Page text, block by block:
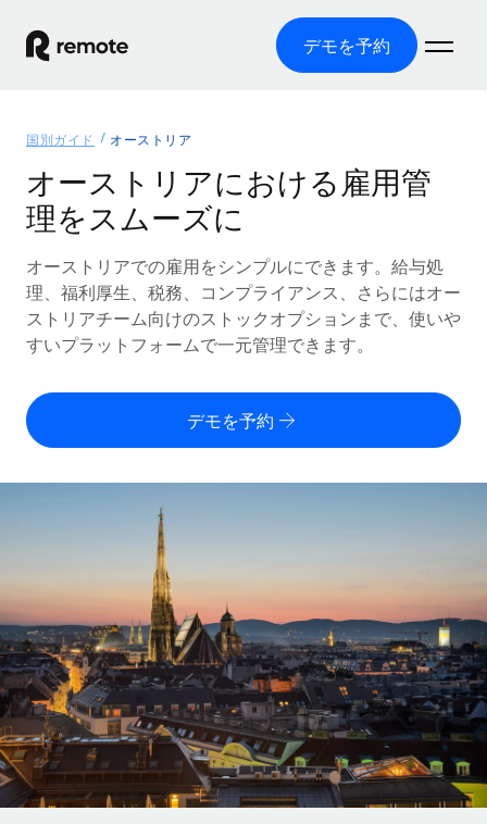
デモを予約
グローバル雇用
グローバル給与処理
コンプライアンス対応の給与処理を手軽に
Employer of Record（EOR）
グローバル展開をコストをかけずに実現
Contractor of Record
世界中の契約社員と法令を遵守して契約
複雑な雇用関連業務を外部委託
インフラ
Remote統合
人事機能をワークフローにシームレスに統合する
プラットフォーム
チームのための人事の基本機能を内蔵
接続 新しい
ソリューション
各国の制度に対応
国別ガイド
/国別のグローバル雇用支援を検索する
Remoteを他社と比較
スタートアップ
成長中の企業向けのアジャイルなグローバルHR・給与処理ソ
リューション
ミッドマーケット
カスタマイズされた人事ソリューションでチームを拡大する
企業
大企業向けのグローバルHR
リソース
ツールと計算ツール
従業員コスト計算ツール
契約社員の報酬計算ツール
グローバルな契約社員向けに、通貨オプションと支払スピー
ドを確認する
REMOTEで学習
リサーチおよびガイド
活用事例
HR用語集
チェックリストおよびテンプレート
価格
English
Français
Deutsch
Español
Italiano
Português (Portugal)
国別ガイド オーストリア
オーストリアにおける雇用管
理をスムーズに
オーストリアでの雇用をシンプルにできます。給与処
理、福利厚生、税務、コンプライアンス、さらにはオー
ストリアチーム向けのストックオプションまで、使いや
すいプラットフォームで一元管理できます。
デモを予約